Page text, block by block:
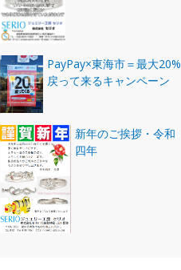
PayPay×東海市＝最大20%
戻って来るキャンペーン
新年のご挨拶・令和
四年